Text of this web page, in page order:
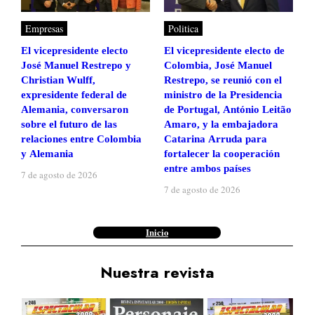
Empresas
El vicepresidente electo
José Manuel Restrepo y
Christian Wulff,
expresidente federal de
Alemania, conversaron
sobre el futuro de las
relaciones entre Colombia
y Alemania
7 de agosto de 2026
Politica
El vicepresidente electo de
Colombia, José Manuel
Restrepo, se reunió con el
ministro de la Presidencia
de Portugal, António Leitão
Amaro, y la embajadora
Catarina Arruda para
fortalecer la cooperación
entre ambos países
7 de agosto de 2026
Inicio
Nuestra revista